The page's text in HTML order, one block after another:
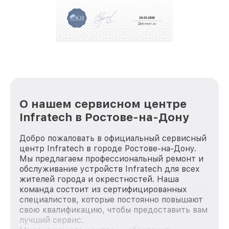
положительные отзывы и обрели отличную
репутацию. Мы постоянно совершенствуемся и
О нашем сервисном центре
Infratech в Ростове-на-Дону
Добро пожаловать в официальный сервисный
центр Infratech в городе Ростове-на-Дону.
Мы предлагаем профессиональный ремонт и
обслуживание устройств Infratech для всех
жителей города и окрестностей. Наша
команда состоит из сертифицированных
специалистов, которые постоянно повышают
свою квалификацию, чтобы предоставить вам
лучший сервис.